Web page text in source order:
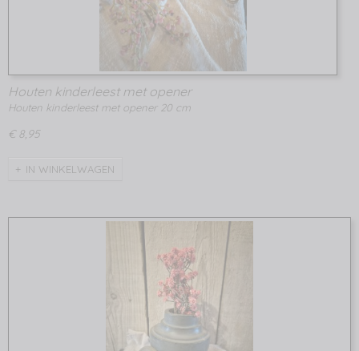
Houten kinderleest met opener
Houten kinderleest met opener 20 cm
€ 8,95
IN WINKELWAGEN